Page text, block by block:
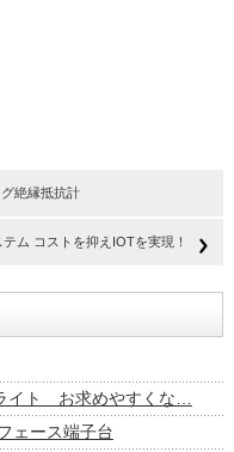
絶縁抵抗計
ム コストを抑えIOTを実現！
イト お求めやすくな…
ース端子台